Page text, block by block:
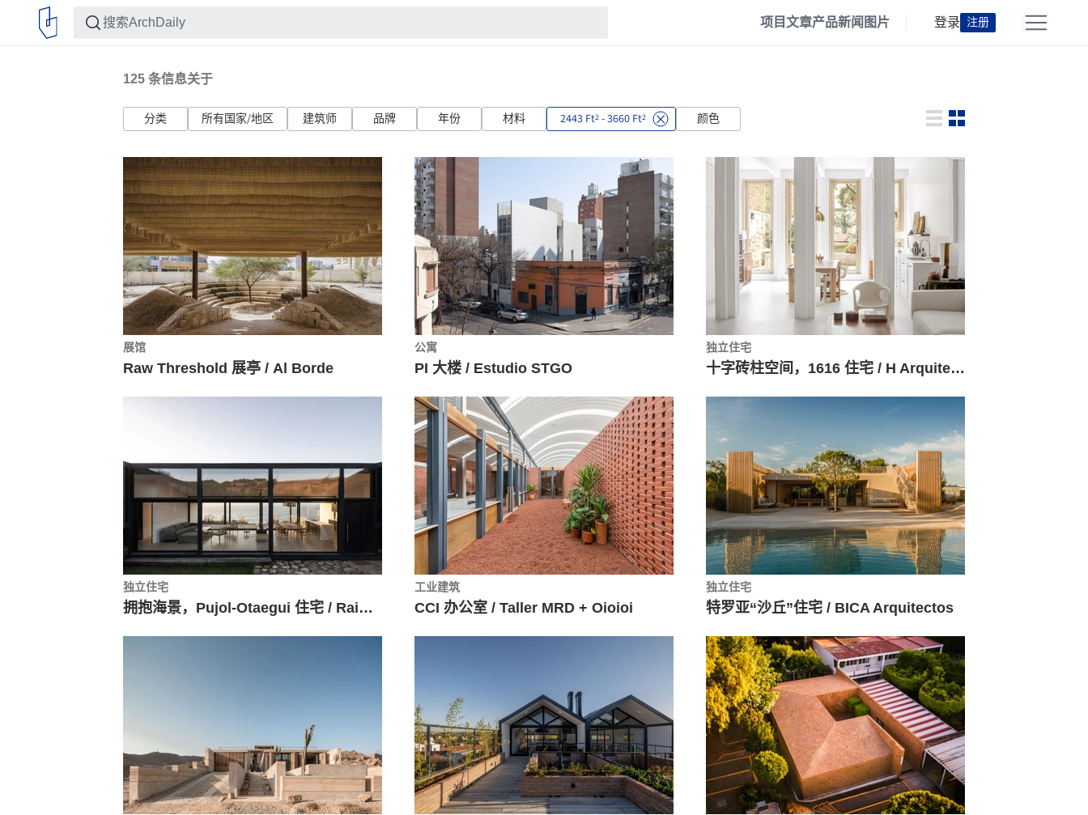
项目文章产品新闻 图片 登录 注册
125 条信息关于
分类 所有国家/地区 建筑师 品牌 年份 材料 2443 Ft2 - 3660 Ft2 颜色
展馆
Raw Threshold 展亭 / Al Borde
公寓
PI 大楼 / Estudio STGO
独立住宅
十字砖柱空间，1616 住宅 / H Arquitectes
独立住宅
拥抱海景，Pujol-Otaegui 住宅 / Raimundo Gutierrez Frías
工业建筑
CCI 办公室 / Taller MRD + Oioioi
独立住宅
特罗亚“沙丘”住宅 / BICA Arquitectos